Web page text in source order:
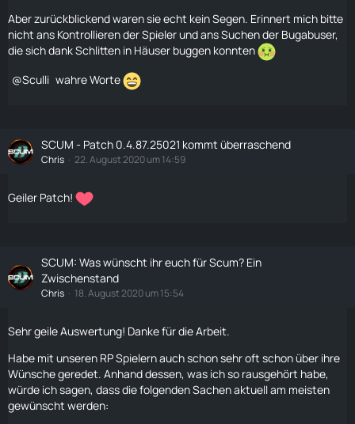
Aber zurückblickend waren sie echt kein Segen. Erinnert mich bitte
nicht ans Kontrollieren der Spieler und ans Suchen der Bugabuser,
die sich dankSchlitten in Häuser buggen konnten
Sculli wahre Worte
SCUM - Patch 0.4.87.25021 kommt überraschend
Chris 22. August 2020 um 14:59
Geiler Patch!
SCUM: Was wünscht ihr euch für Scum? Ein
Zwischenstand
Chris 18. August 2020 um 15:54
Sehr geile Auswertung! Danke für die Arbeit.
Habe mit unseren RP Spielern auch schon sehr oft schon über ihre
Wünsche geredet. Anhand dessen, was ich so rausgehört habe,
würde ich sagen, dass die folgenden Sachen aktuell am meisten
gewünscht werden: